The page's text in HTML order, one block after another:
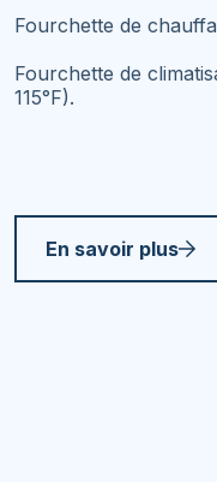
Fourchette de
Fourchette de
115°F).
En savoir plus